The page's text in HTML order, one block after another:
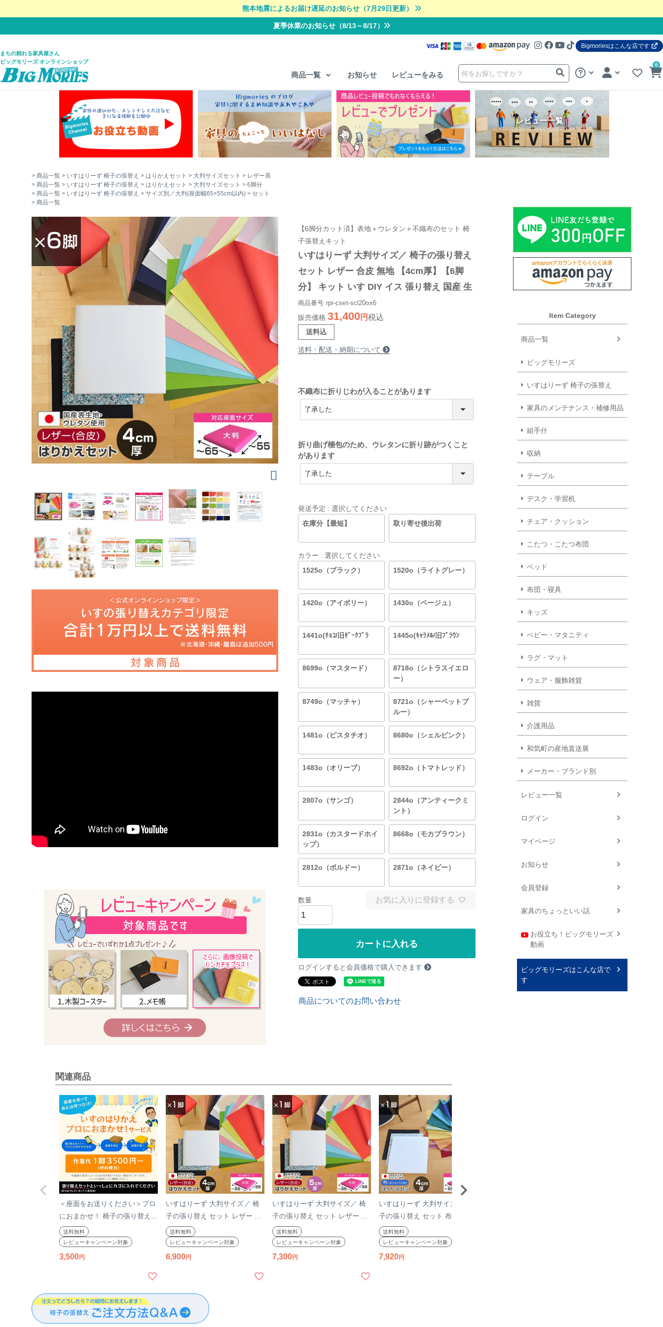
熊本地震によるお届け遅延のお知らせ（7月29日更新）
夏季休業のお知らせ（8/13～8/17）
Bigmoriesはこんな店です
まちの頼れる家具屋さん
ビッグモリーズ オンラインショップ
商品一覧 お知らせ レビューをみる
0
レビュー一覧
商品一覧 いすはりーず 椅子の張替え はりかえセット 大判サイズセット
レザー系
商品一覧
いすはりーず 椅子の張替え はりかえセット 大判サイズセット
6脚分
商品一覧
いすはりーず 椅子の張替え サイズ別／大判(座面幅65×55cm以内)
セット
商品一覧
【6脚分カット済】表地＋ウレタン＋不織布のセット 椅
子張替えキット
いすはりーず 大判サイズ／ 椅子の張り替え
セット レザー 合皮 無地 【4cm厚】【6脚
分】 キット いす DIY イス 張り替え 国産 生
地 難燃 飲食店に 修理 座面 椅子 張替え はり
かえ
商品番号 rpr-cset-scl20ox6
販売価格 31,400 税込
送料込
送料・配送・納期について
不織布に折りじわが入ることがあります
折り曲げ梱包のため、ウレタンに折り跡がつくこと
があります
発送予定
選択してください
在庫分【最短】
取り寄せ後出荷
カラー
選択してください
1525o（ブラック）
1520o（ライトグレー）
1420o（アイボリー） 1430o（ベージュ）
1441o(ﾁｮｺ/旧ﾀﾞｰｸﾌﾞﾗ 1445o(ｷｬﾗﾒﾙ/旧ﾌﾞﾗｳﾝ
8699o（マスタード）
8718o（シトラスイエロ
ー）
8749o（マッチャ）
8721o（シャーベットブ
ルー）
1481o（ピスタチオ） 8680o（シェルピンク）
1483o（オリーブ） 8692o（トマトレッド）
2807o（サンゴ）
2844o（アンティークミ
ント）
2831o（カスタードホイ
ップ）
8668o（モカブラウン）
2812o（ボルドー） 2871o（ネイビー）
お気に入りに登録する
カートに入れる
ログインすると会員価格で購入できます
商品についてのお問い合わせ
＜座面をお送りください＞プロ
におまかせ！ 椅子の張り替え
×1脚分（作業費のみ・材料費
別）※材料は別ページからお求
めください※ 椅子の張替え 椅
送料無料
レビューキャンペーン対象
3,500
いすはりーず 大判サイズ／ 椅
子の張り替え セット レザー 合
皮 無地 【4cm厚】【1脚分】
キット いす DIY イス 張り替え
国産 生地 難燃 飲食店に 修理
送料無料
レビューキャンペーン対象
6,900
いすはりーず 大判サイズ／ 椅
子の張り替え セット レザー 合
皮 無地 【5cm厚】【1脚分】
キット いす DIY イス 張り替え
国産 生地 修理 座面 椅子 張替
送料無料
レビューキャンペーン対象
7,300
いすはりーず 大判サイズ／ 椅
子の張り替え セット 布 無地
【4cm厚】【1脚分】キャンバ
ス 布地 生地 キット いす DIY
イス 座面 張り替え 日本製 国産
送料無料
レビューキャンペーン対象
7,920
Item Category
商品一覧
ビッグモリーズ
いすはりーず 椅子の張替え
家具のメンテナンス・補修用品
組手什
収納
テーブル
デスク・学習机
チェア・クッション
こたつ・こたつ布団
ベッド
布団・寝具
キッズ
ベビー・マタニティ
ラグ・マット
ウェア・服飾雑貨
雑貨
介護用品
和気町の産地直送展
メーカー・ブランド別
レビュー一覧
ログイン
マイページ
お知らせ
会員登録
家具のちょっといい話
お役立ち！ビッグモリーズ
動画
ビッグモリーズはこんな店で
す